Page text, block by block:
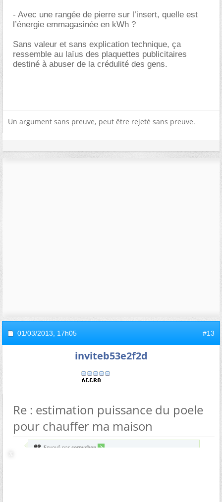
- Avec une rangée de pierre sur l’insert, quelle est
l’énergie emmagasinée en kWh ?
Sans valeur et sans explication technique, ça
ressemble au laïus des plaquettes publicitaires
destiné à abuser de la crédulité des gens.
Un argument sans preuve, peut être rejeté sans preuve.
01/03/2013, 17h05 #13
inviteb53e2f2d
Re : estimation puissance du poele
pour chauffer ma maison
Envoyé par cornychon